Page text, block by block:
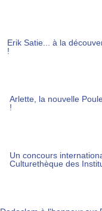
Erik Satie... à la
!
Arlette, la nouvelle
!
Un concours
Culturethèque des